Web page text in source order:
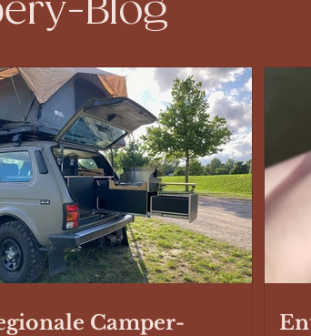
Blog
Camper-